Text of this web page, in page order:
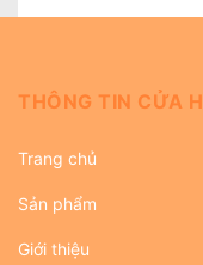
THÔNG TIN CỬA
Trang chủ
Sản phẩm
Giới thiệu